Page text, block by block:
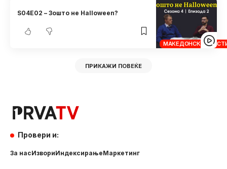
МАКЕДОНСКИ
S04E02 – Зошто не Halloween?
ПРИКАЖИ ПОВЕЌЕ
Провери и:
За насИзвориИндексирањеМаркетинг